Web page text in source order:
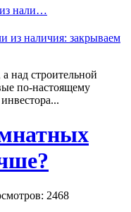
нали…
а над строительной
по-настоящему
2468